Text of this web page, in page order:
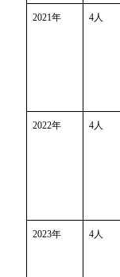
2021年 4人
2022年 4人
2023年 4人